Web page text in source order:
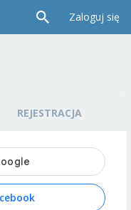
Zaloguj się
REJESTRACJA